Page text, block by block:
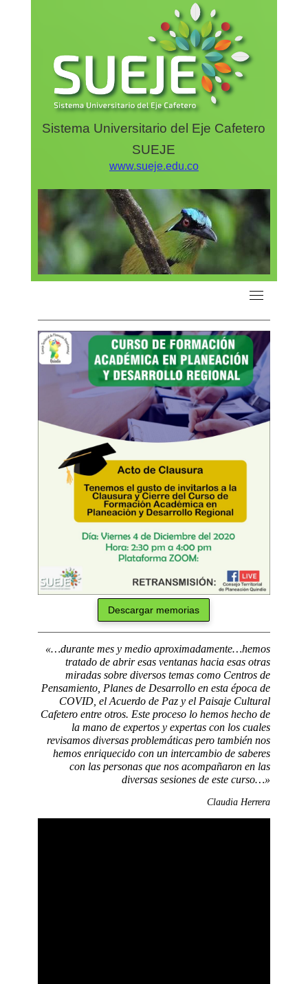
Sistema Universitario del Eje Cafetero
SUEJE
www.sueje.edu.co
Descargar memorias
«…durante mes y medio aproximadamente…hemos
tratado de abrir esas ventanas hacia esas otras
miradas sobre diversos temas como Centros de
Pensamiento, Planes de Desarrollo en esta época de
COVID, el Acuerdo de Paz y el Paisaje Cultural
Cafetero entre otros. Este proceso lo hemos hecho de
la mano de expertos y expertas con los cuales
revisamos diversas problemáticas pero también nos
hemos enriquecido con un intercambio de saberes
con las personas que nos acompañaron en las
diversas sesiones de este curso…»
Claudia Herrera